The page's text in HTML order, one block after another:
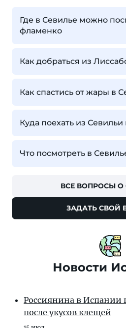
Где в Севилье можно
фламенко
Как добраться из
Как спастись от жары в
Куда поехать из
Что посмотреть в
ВСЕ ВОПРОСЫ О
ЗАДАТЬ СВОЙ
Новости
Россиянина в Испании
после укусов клещей